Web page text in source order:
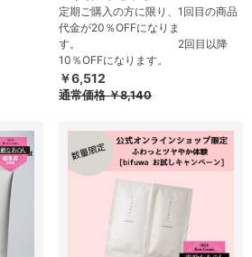
定期ご購入の方に限り、1回目の商品
代金が20％OFFになりま
す。 2回目以降
10％OFFになります。
￥6,512
通常価格￥8,140